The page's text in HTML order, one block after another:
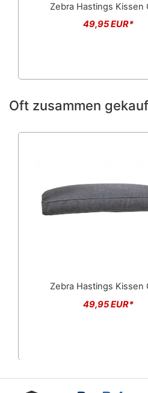
Zebra Hastings Kissen
49,95 EUR*
Oft zusammen
Zebra Hastings Kissen
49,95 EUR*